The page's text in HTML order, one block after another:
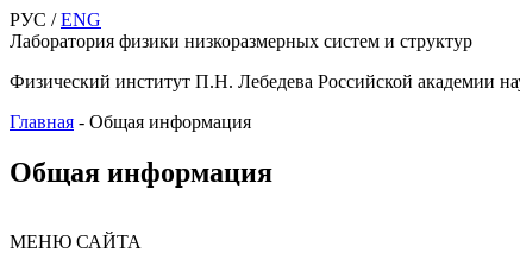
РУС /ENG
Лаборатория физики низкоразмерных систем и структур
Физический институт П.Н. Лебедева Российской академии
Главная - Общая информация
Общая информация
МЕНЮ САЙТА